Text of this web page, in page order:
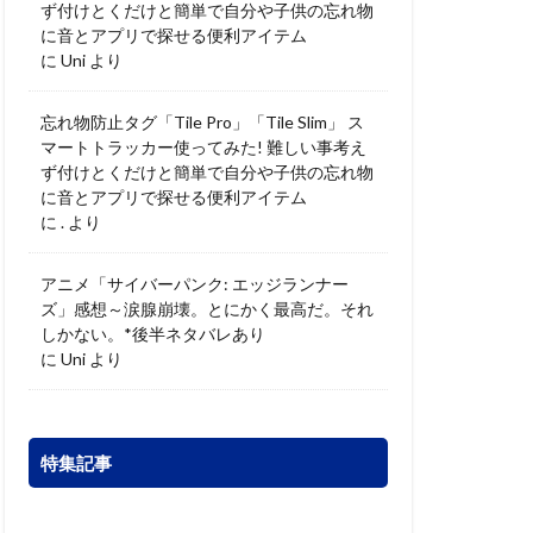
ず付けとくだけと簡単で自分や子供の忘れ物
に音とアプリで探せる便利アイテム
に Uni より
忘れ物防止タグ「Tile Pro」「Tile Slim」 ス
マートトラッカー使ってみた! 難しい事考え
ず付けとくだけと簡単で自分や子供の忘れ物
に音とアプリで探せる便利アイテム
に . より
アニメ「サイバーパンク: エッジランナー
ズ」感想～涙腺崩壊。とにかく最高だ。それ
しかない。*後半ネタバレあり
に Uni より
特集記事